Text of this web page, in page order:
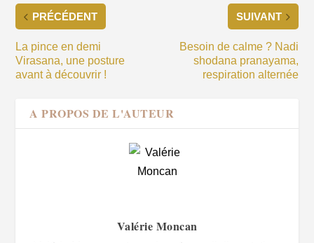
PRÉCÉDENT
La pince en demi
Virasana, une posture
avant à découvrir !
SUIVANT
Besoin de calme ? Nadi
shodana pranayama,
respiration alternée
A PROPOS DE L'AUTEUR
Valérie Moncan